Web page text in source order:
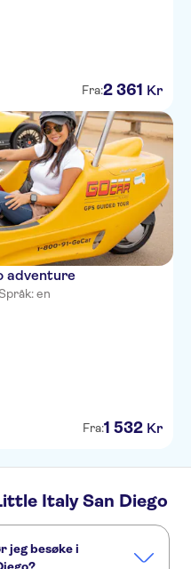
Fra:2 361 Kr
adventure
en
Fra:1 532 Kr
Italy San Diego
jeg besøke i